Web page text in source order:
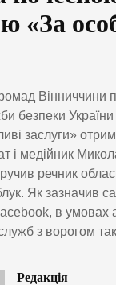
«За
Вінниччини
безпеки України
заслуги»
і медійник
речник
Як зазначив
в умовах
з ворогом
Редакція